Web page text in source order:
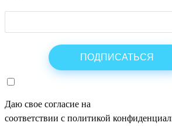
Даю свое согласие на
соответствии с политикой